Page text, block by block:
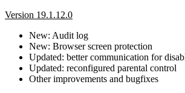
Version 19.1.12.0
New: Audit log
New: Browser screen protection
Updated: better communication for
Updated: reconfigured parental control
Other improvements and bugfixes